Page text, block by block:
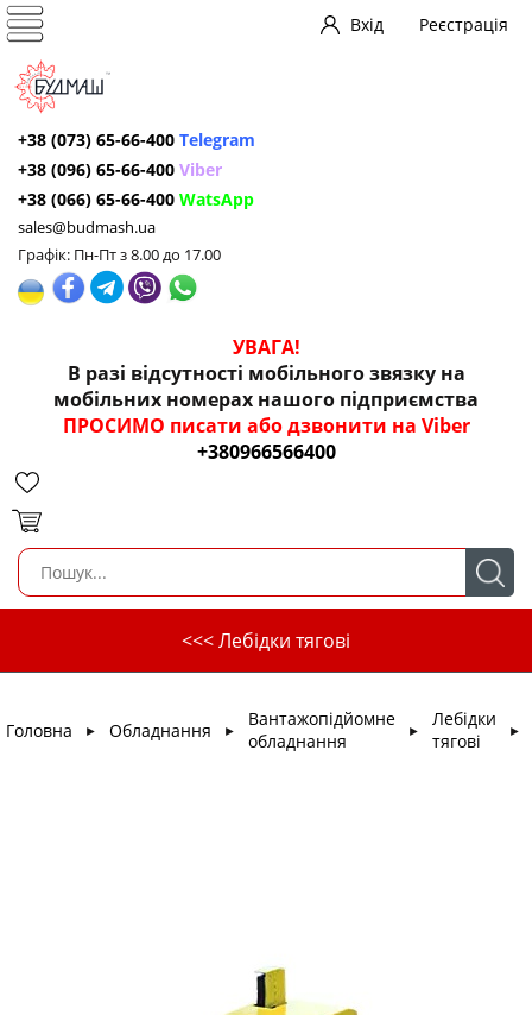
Вхід Реєстрація
+38 (073) 65-66-400 Telegram
+38 (096) 65-66-400 Viber
+38 (066) 65-66-400 WatsApp
sales@budmash.ua
Графік: Пн-Пт з 8.00 до 17.00
УВАГА!
В разі відсутності мобільного звязку на
мобільних номерах нашого підприємства
ПРОСИМО писати або дзвонити на Viber
+380966566400
<<< Лебідки тягові
Головна ► Обладнання ►
Вантажопідйомне
обладнання
►
Лебідки
тягові
►